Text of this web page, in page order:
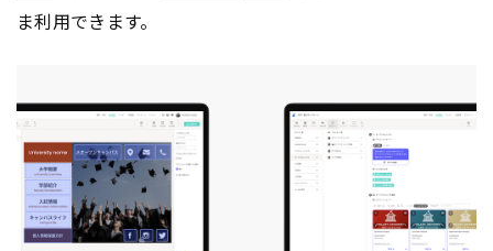
ま利用できます。